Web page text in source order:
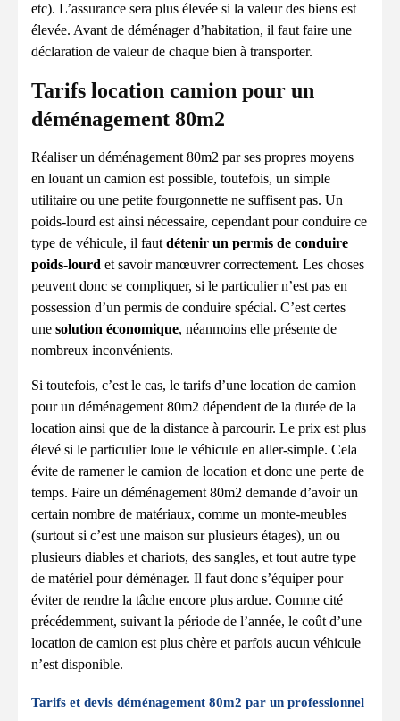
etc). L’assurance sera plus élevée si la valeur des biens est
élevée. Avant de déménager d’habitation, il faut faire une
déclaration de valeur de chaque bien à transporter.
Tarifs location camion pour un
déménagement 80m2
Réaliser un déménagement 80m2 par ses propres moyens
en louant un camion est possible, toutefois, un simple
utilitaire ou une petite fourgonnette ne suffisent pas. Un
poids-lourd est ainsi nécessaire, cependant pour conduire ce
type de véhicule, il faut détenir un permis de conduire
poids-lourd et savoir manœuvrer correctement. Les choses
peuvent donc se compliquer, si le particulier n’est pas en
possession d’un permis de conduire spécial. C’est certes
une solution économique, néanmoins elle présente de
nombreux inconvénients.
Si toutefois, c’est le cas, le tarifs d’une location de camion
pour un déménagement 80m2 dépendent de la durée de la
location ainsi que de la distance à parcourir. Le prix est plus
élevé si le particulier loue le véhicule en aller-simple. Cela
évite de ramener le camion de location et donc une perte de
temps. Faire un déménagement 80m2 demande d’avoir un
certain nombre de matériaux, comme un monte-meubles
(surtout si c’est une maison sur plusieurs étages), un ou
plusieurs diables et chariots, des sangles, et tout autre type
de matériel pour déménager. Il faut donc s’équiper pour
éviter de rendre la tâche encore plus ardue. Comme cité
précédemment, suivant la période de l’année, le coût d’une
location de camion est plus chère et parfois aucun véhicule
n’est disponible.
Tarifs et devis déménagement 80m2 par un professionnel